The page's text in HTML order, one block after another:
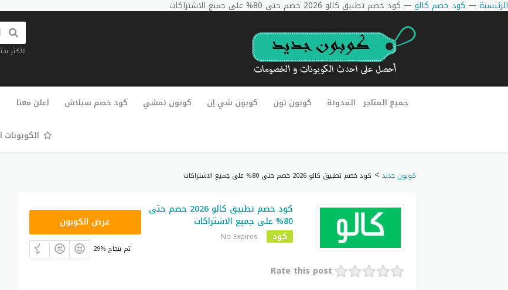
الرئيسية — كود خصم كالو — كود خصم تطبيق كالو 2026 خصم حتى 80% على جميع الاشتراكات
الأكثر
جميع المتاجر المدونة كوبون نون كوبون شي إن كوبون نمشي كود خصم سبلاش اعلن معنا
كوبون جديد > كود خصم تطبيق كالو 2026 خصم حتى 80% على جميع الاشتراكات
كود خصم تطبيق كالو 2026 خصم حتى
80% على جميع الاشتراكات
كود No Expires
عرض الكوبون
29% تم بنجاح
Rate this post